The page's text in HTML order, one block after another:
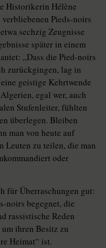
Historikerin Hélène
Pieds-noirs
sechzig Zeugnisse
später in einem
„Dass die Pied-noirs
zurückgingen, lag in
geistige Kehrtwende
egal wer, auch
Stufenleiter, fühlten
überlegen. Bleiben
man von heute auf
Leuten zu teilen, die man
oder
für Überraschungen gut:
noirs begegnet, die
rassistische Reden
ihren Besitz zu
Heimat“ ist.